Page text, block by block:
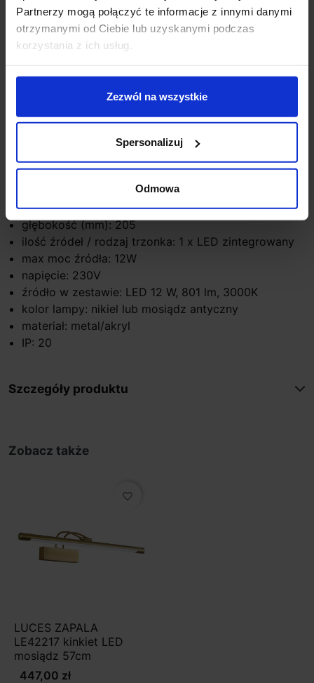
Partnerzy mogą połączyć te informacje z innymi danymi
otrzymanymi od Ciebie lub uzyskanymi podczas
korzystania z ich usług.
Zezwól na wszystkie
Spersonalizuj
Odmowa
Zapytaj o produkt
Opis
Parametry:
szerokość (mm): 376
głębokość (mm): 205
ilość źródeł / rodzaj trzonka: 1 x LED zintegrowany
max moc źródła: 12W
napięcie: 230V
źródło w zestawie: LED 12 W, 801 lm, 3000K
kolor lampy: nikiel lub mosiądz antyczny
materiał: metal/akryl
IP: 20
Szczegóły produktu
Zobacz także
favorite_border
LUCES ZAPALA
LE42217 kinkiet LED
mosiądz 57cm
447,00 zł